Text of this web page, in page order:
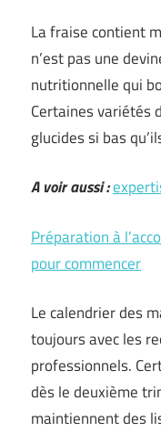
La fraise contient
n’est pas une
nutritionnelle qui
Certaines variétés
glucides si bas
A voir aussi :
Préparation à
pour commencer
Le calendrier des
toujours avec les
professionnels.
dès le deuxième
maintiennent des